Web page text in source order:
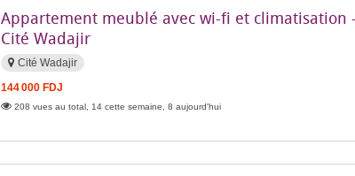
Appartement meublé avec wi-fi et climatisation -
Cité Wadajir
Cité Wadajir
144 000 FDJ
208 vues au total, 14 cette semaine, 8 aujourd'hui